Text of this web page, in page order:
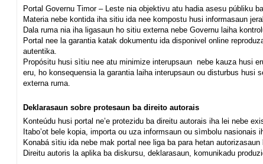
Portal Governu Timor – Leste nia objektivu atu hadia asesu públiku
Materia nebe kontida iha sitiu ida nee kompostu husi informasaun
Dala ruma nia iha ligasaun ho sitiu externa nebe Governu laiha
Portal nee la garantia katak dokumentu ida disponivel online
autentika.
Propósitu husi sìtiu nee atu minimize interupsaun nebe kauza husi
eru, ho konsequensia la garantia laiha interupsaun ou disturbus
externa ruma.
Deklarasaun sobre protesaun ba direito autorais
Konteúdu husi portal ne’e protezidu ba direitu autorais iha lei nebe
Itabo’ot bele kopia, importa ou uza informsaun ou sìmbolu
Konabá sìtiu ida nebe mak portal nee liga ba para hetan
Direitu autoris la aplika ba diskursu, deklarasaun, komunikadu